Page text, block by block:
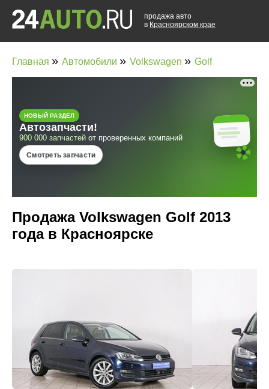
продажа авто
в Красноярском крае
Главная » Автомобили » Volkswagen » Golf
Продажа Volkswagen Golf 2013
года в Красноярске